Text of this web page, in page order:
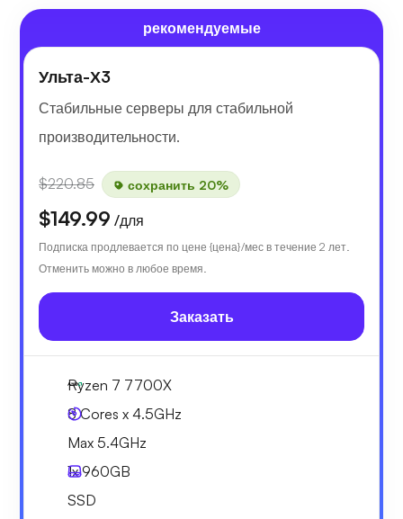
рекомендуемые
Ульта-Х3
Стабильные серверы для стабильной
производительности.
$220.85 сохранить 20%
$149.99 /для
Подписка продлевается по цене {цена}/мес в течение 2 лет.
Отменить можно в любое время.
Заказать
Ryzen 7 7700X
8 Cores x 4.5GHz
Max 5.4GHz
1x960GB
SSD